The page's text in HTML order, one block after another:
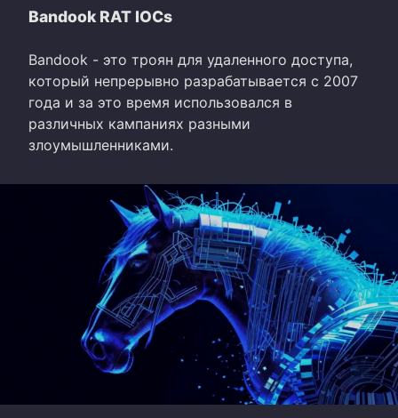
Bandook RAT IOCs
Bandook - это троян для удаленного доступа,
который непрерывно разрабатывается с 2007
года и за это время использовался в
различных кампаниях разными
злоумышленниками.